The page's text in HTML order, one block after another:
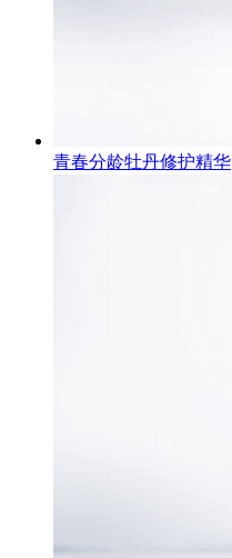
青春分龄牡丹修护精华